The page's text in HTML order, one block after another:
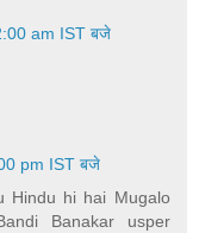
am IST बजे
pm IST बजे
Hindu hi hai Mugalo
Banakar usper